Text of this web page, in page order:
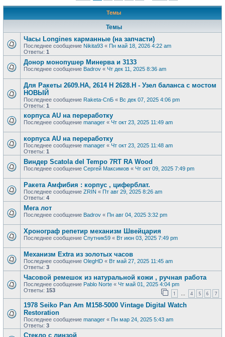
Темы
Темы
Часы Longines карманные (на запчасти)
Последнее сообщение Nikita93 « Пн май 18, 2026 4:22 am
Ответы: 1
Донор монопушер Минерва и 3133
Последнее сообщение Badrov « Чт дек 11, 2025 8:36 am
Для Ракеты 2609.НА, 2614 Н 2628.Н - Узел баланса с мостом
НОВЫЙ
Последнее сообщение Raketa-СпБ « Вс дек 07, 2025 4:06 pm
Ответы: 1
корпуса AU на переработку
Последнее сообщение manager « Чт окт 23, 2025 11:49 am
корпуса AU на переработку
Последнее сообщение manager « Чт окт 23, 2025 11:48 am
Ответы: 1
Виндер Scatola del Tempo 7RT RA Wood
Последнее сообщение Сергей Максимов « Чт окт 09, 2025 7:49 pm
Ракета Амфибия : корпус , циферблат.
Последнее сообщение ZRIN « Пт авг 29, 2025 8:26 am
Ответы: 4
Мега лот
Последнее сообщение Badrov « Пн авг 04, 2025 3:32 pm
Хронограф репетир механизм Швейцария
Последнее сообщение Спутник59 « Вт июн 03, 2025 7:49 pm
Механизм Extra из золотых часов
Последнее сообщение OlegHD « Вт май 27, 2025 11:45 am
Ответы: 3
Часовой ремешок из натуральной кожи , ручная работа
Последнее сообщение Pablo Norte « Чт май 01, 2025 4:04 pm
Ответы: 153 1 … 4 5 6 7
1978 Seiko Pan Am M158-5000 Vintage Digital Watch
Restoration
Последнее сообщение manager « Пн мар 24, 2025 5:43 am
Ответы: 3
Стекло с линзой